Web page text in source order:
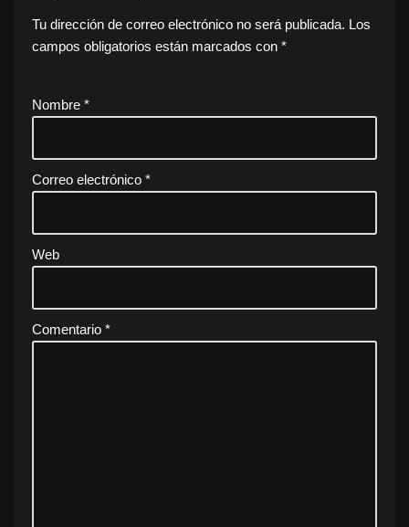
Tu dirección de correo electrónico no será publicada. Los
campos obligatorios están marcados con *
Nombre *
Correo electrónico *
Web
Comentario *